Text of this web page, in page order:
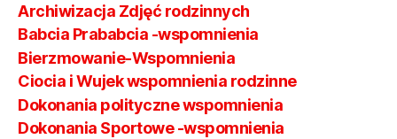
Archiwizacja Zdjęć rodzinnych
Babcia Prababcia -wspomnienia
Bierzmowanie-Wspomnienia
Ciocia i Wujek wspomnienia rodzinne
Dokonania polityczne wspomnienia
Dokonania Sportowe -wspomnienia